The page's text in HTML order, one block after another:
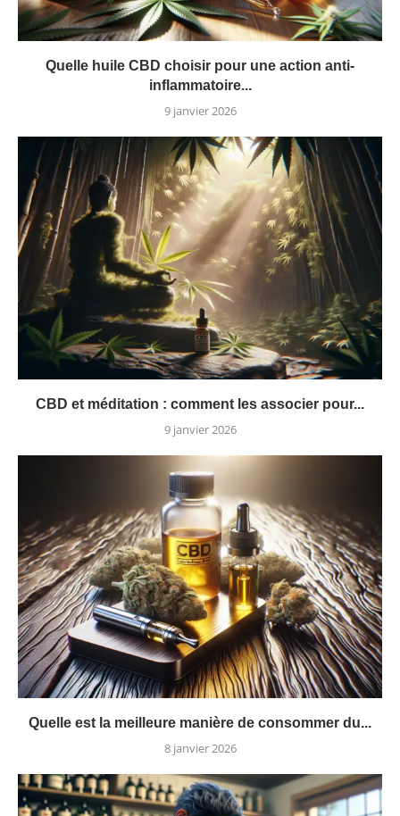
Quelle huile CBD choisir pour une action anti-
inflammatoire...
9 janvier 2026
CBD et méditation : comment les associer pour...
9 janvier 2026
Quelle est la meilleure manière de consommer du...
8 janvier 2026